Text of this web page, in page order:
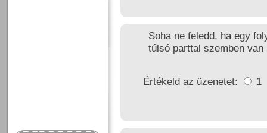
Soha ne feledd, ha egy
túlsó parttal szemben van
Értékeld az üzenetet: 1